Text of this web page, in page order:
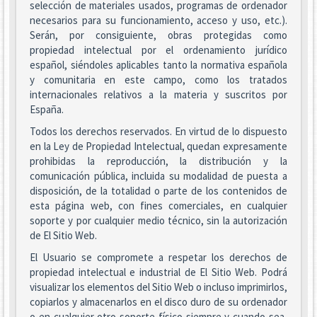
selección de materiales usados, programas de ordenador
necesarios para su funcionamiento, acceso y uso, etc.).
Serán, por consiguiente, obras protegidas como
propiedad intelectual por el ordenamiento jurídico
español, siéndoles aplicables tanto la normativa española
y comunitaria en este campo, como los tratados
internacionales relativos a la materia y suscritos por
España.
Todos los derechos reservados. En virtud de lo dispuesto
en la Ley de Propiedad Intelectual, quedan expresamente
prohibidas la reproducción, la distribución y la
comunicación pública, incluida su modalidad de puesta a
disposición, de la totalidad o parte de los contenidos de
esta página web, con fines comerciales, en cualquier
soporte y por cualquier medio técnico, sin la autorización
de El Sitio Web.
El Usuario se compromete a respetar los derechos de
propiedad intelectual e industrial de El Sitio Web. Podrá
visualizar los elementos del Sitio Web o incluso imprimirlos,
copiarlos y almacenarlos en el disco duro de su ordenador